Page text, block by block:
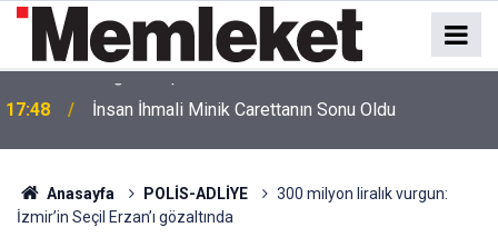
17:48 İnsan İhmali Minik Carettanın Sonu Oldu
Anasayfa POLİS-ADLİYE
300 milyon liralık vurgun:
İzmir’in Seçil Erzan’ı gözaltında